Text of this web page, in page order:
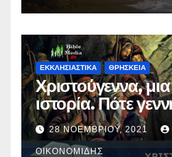
ΕΚΚΛΗΣΙΑΣΤΙΚΑ ΘΡΗΣΚΕΙΑ
Χριστούγεννα,
ιστορία. Πότε
Χριστός; (Βίντεο).
28 ΝΟΕΜΒΡΊΟΥ, 2021
ΟΙΚΟΝΟΜΊΔΗΣ